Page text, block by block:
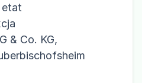
etat
& Co. KG,